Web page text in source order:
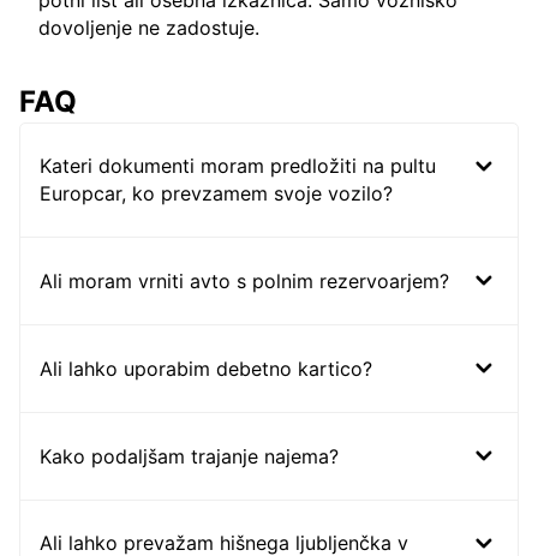
dovoljenje ne zadostuje.
FAQ
Kateri dokumenti moram predložiti na pultu
Europcar, ko prevzamem svoje vozilo?
Ali moram vrniti avto s polnim rezervoarjem?
Ali lahko uporabim debetno kartico?
Kako podaljšam trajanje najema?
Ali lahko prevažam hišnega ljubljenčka v